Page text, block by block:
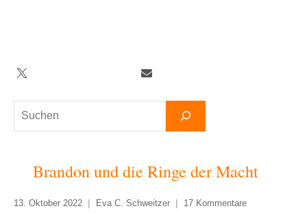
Suchen
Twitter TelegramNewsletter
Brandon und die Ringe der Macht
13. Oktober 2022 Eva C. Schweitzer 17 Kommentare